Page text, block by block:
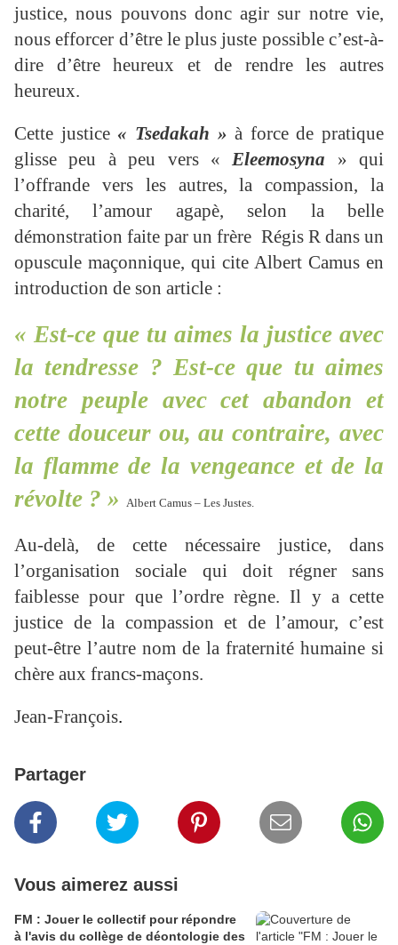
justice, nous pouvons donc agir sur notre vie,
nous efforcer d’être le plus juste possible c’est-à-
dire d’être heureux et de rendre les autres
heureux.
Cette justice « Tsedakah »à force de pratique
glisse peu à peu vers «Eleemosyna » qui
l’offrande vers les autres, la compassion, la
charité, l’amour agapè, selon la belle
démonstration faite par un frère Régis R dans un
opuscule maçonnique, qui cite Albert Camus en
introduction de son article :
« Est-ce que tu aimes la justice avec
la tendresse ? Est-ce que tu aimes
notre peuple avec cet abandon et
cette douceur ou, au contraire, avec
la flamme de la vengeance et de la
révolte ? » Albert Camus – Les Justes.
Au-delà, de cette nécessaire justice, dans
l’organisation sociale qui doit régner sans
faiblesse pour que l’ordre règne. Il y a cette
justice de la compassion et de l’amour, c’est
peut-être l’autre nom de la fraternité humaine si
chère aux francs-maçons.
Jean-François.
Partager
Vous aimerez aussi
FM : Jouer le collectif pour répondre
à l'avis du collège de déontologie des